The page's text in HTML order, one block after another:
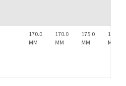
170.0
MM
170.0
MM
175.0
MM
175.0
MM